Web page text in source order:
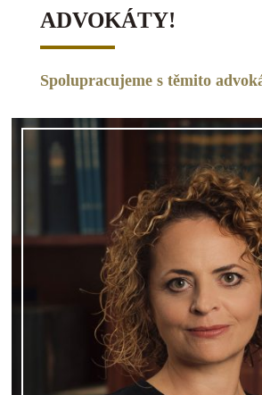
ADVOKÁTY!
Spolupracujeme s těmito